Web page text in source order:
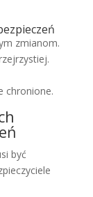
zmianom.
chronione.
być